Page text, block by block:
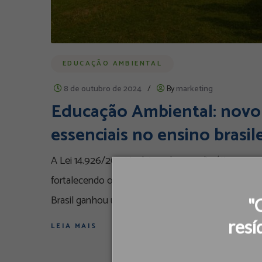
EDUCAÇÃO AMBIENTAL
8 de outubro de 2024 / Bymarketing
Educação Ambiental:
essenciais no ensino
A Lei 14.926/2024 inclui mudanças climáticas e
fortalecendo o papel da educação ambiental na
Brasil ganhou um novo fôlego com a sanção da
LEIA MAIS